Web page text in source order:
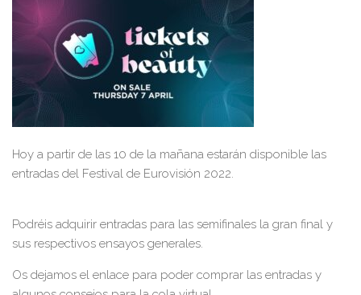
Hoy a partir de las 10 de la mañana estarán disponible las
entradas del Festival de Eurovisión 2022.
Podréis adquirir entradas para las semifinales la gran final y
sus respectivos ensayos generales.
Os dejamos el enlace para poder comprar las entradas y